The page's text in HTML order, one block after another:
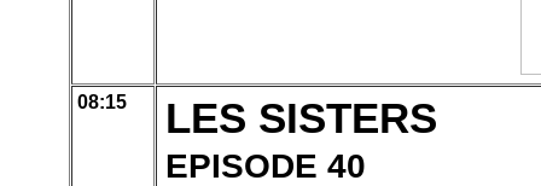
08:15 LES SISTERS
EPISODE 40